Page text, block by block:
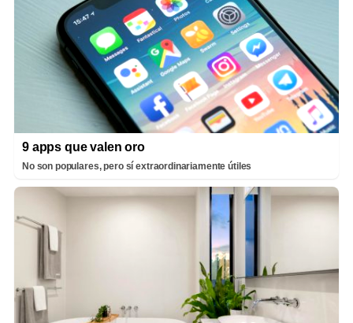
9 apps que valen oro
No son populares, pero sí extraordinariamente útiles